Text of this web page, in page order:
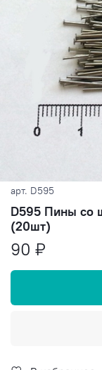
арт. D595
D595 Пины со
(20шт)
90 ₽